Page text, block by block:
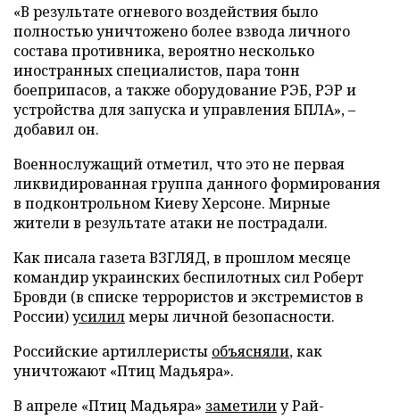
«В результате огневого воздействия было
полностью уничтожено более взвода личного
состава противника, вероятно несколько
иностранных специалистов, пара тонн
боеприпасов, а также оборудование РЭБ, РЭР и
устройства для запуска и управления БПЛА», –
добавил он.
Военнослужащий отметил, что это не первая
ликвидированная группа данного формирования
в подконтрольном Киеву Херсоне. Мирные
жители в результате атаки не пострадали.
Как писала газета ВЗГЛЯД, в прошлом месяце
командир украинских беспилотных сил Роберт
Бровди (в списке террористов и экстремистов в
России)усилилмеры личной безопасности.
Российские артиллеристы объясняли, как
уничтожают «Птиц Мадьяра».
В апреле «Птиц Мадьяра» заметилиу Рай-